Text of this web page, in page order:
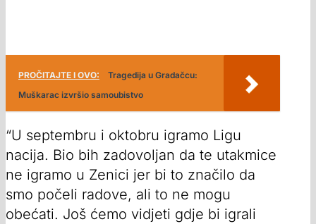
PROČITAJTE I OVO:
Tragedija u Gradačcu:
Muškarac izvršio samoubistvo
“U septembru i oktobru igramo Ligu
nacija. Bio bih zadovoljan da te utakmice
ne igramo u Zenici jer bi to značilo da
smo počeli radove, ali to ne mogu
obećati. Još ćemo vidjeti gdje bi igrali